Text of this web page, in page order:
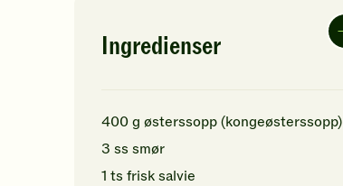
Ingredienser
400g østerssopp(kongeøsterssopp)
3 ss smør
1 ts frisk salvie